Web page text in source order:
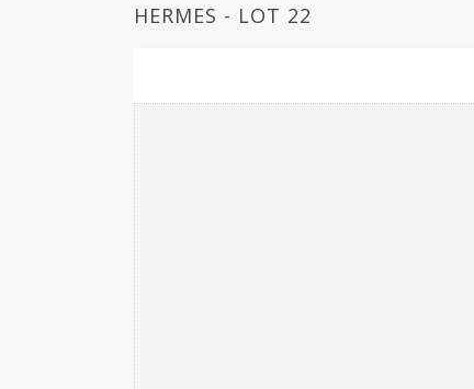
HERMES - LOT 22